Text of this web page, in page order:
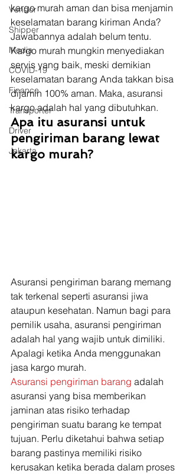
Vendor
Shipper
Media
COVID-19
Finance
Transporter
Driver
Jakarta
kargo murah aman dan bisa menjamin
keselamatan barang kiriman Anda?
Jawabannya adalah belum tentu.
Kargo murah mungkin menyediakan
servis yang baik, meski demikian
keselamatan barang Anda takkan bisa
dijamin 100% aman. Maka, asuransi
kargo adalah hal yang dibutuhkan.
Apa itu asuransi untuk
pengiriman barang lewat
kargo murah?
Asuransi pengiriman barang memang
tak terkenal seperti asuransi jiwa
ataupun kesehatan. Namun bagi para
pemilik usaha, asuransi pengiriman
adalah hal yang wajib untuk dimiliki.
Apalagi ketika Anda menggunakan
jasa kargo murah.
Asuransi pengiriman barang adalah
asuransi yang bisa memberikan
jaminan atas risiko terhadap
pengiriman suatu barang ke tempat
tujuan. Perlu diketahui bahwa setiap
barang pastinya memiliki risiko
kerusakan ketika berada dalam proses